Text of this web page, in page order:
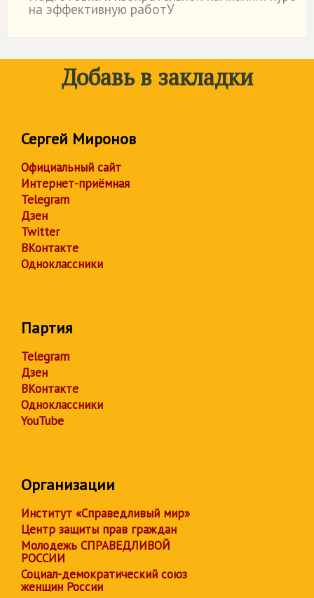
на эффективную работУ
Добавь в закладки
Сергей Миронов
Официальный сайт
Интернет-приёмная
Telegram
Дзен
Twitter
ВКонтакте
Одноклассники
Партия
Telegram
Дзен
ВКонтакте
Одноклассники
YouTube
Организации
Институт «Справедливый мир»
Центр защиты прав граждан
Молодежь СПРАВЕДЛИВОЙ
РОССИИ
Социал-демократический союз
женщин России